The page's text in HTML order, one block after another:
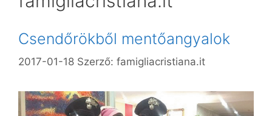
Csendőrökből mentőangyalok
2017-01-18 Szerző: famigliacristiana.it